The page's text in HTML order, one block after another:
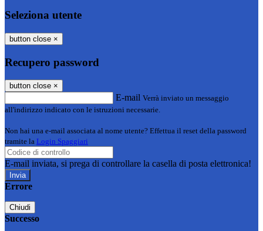
Seleziona utente
button close ×
Recupero password
button close ×
E-mail Verrà inviato un messaggio
all'indirizzo indicato con le istruzioni necessarie.
Non hai una e-mail associata al nome utente? Effettua il reset della password
tramite la Login Spaggiari
E-mail inviata, si prega di controllare la casella di posta elettronica!
Errore
Chiudi
Successo